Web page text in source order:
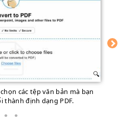
các tệp văn bản mà bạn
thành định dạng PDF.